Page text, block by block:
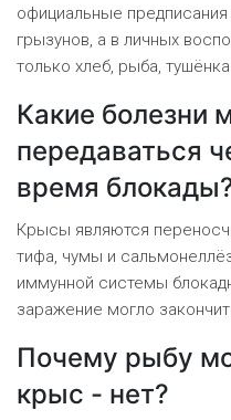
официальные
грызунов, а в личных
только хлеб, рыба,
Какие болезни
передаваться
время
Крысы являются
тифа, чумы и
иммунной системы
заражение могло
Почему рыбу
крыс - нет?